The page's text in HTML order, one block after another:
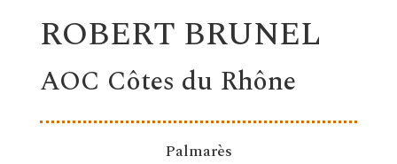
ROBERT BRUNEL
AOC Côtes du Rhône
Palmarès